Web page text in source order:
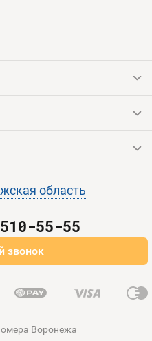
область
55-55
звонок
Воронежа